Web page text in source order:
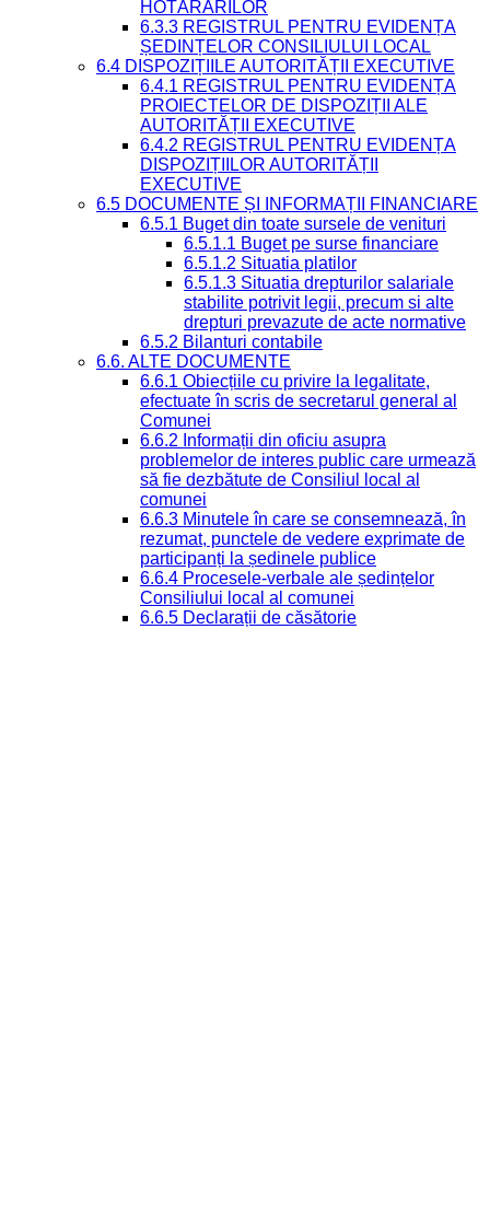
HOTĂRÂRILOR
6.3.3 REGISTRUL PENTRU EVIDENȚA
ȘEDINȚELOR CONSILIULUI LOCAL
6.4 DISPOZIȚIILE AUTORITĂȚII EXECUTIVE
6.4.1 REGISTRUL PENTRU EVIDENȚA
PROIECTELOR DE DISPOZIȚII ALE
AUTORITĂȚII EXECUTIVE
6.4.2 REGISTRUL PENTRU EVIDENȚA
DISPOZIȚIILOR AUTORITĂȚII
EXECUTIVE
6.5 DOCUMENTE ȘI INFORMAȚII FINANCIARE
6.5.1 Buget din toate sursele de venituri
6.5.1.1 Buget pe surse financiare
6.5.1.2 Situatia platilor
6.5.1.3 Situatia drepturilor salariale
stabilite potrivit legii, precum si alte
drepturi prevazute de acte normative
6.5.2 Bilanturi contabile
6.6. ALTE DOCUMENTE
6.6.1 Obiecțiile cu privire la legalitate,
efectuate în scris de secretarul general al
Comunei
6.6.2 Informații din oficiu asupra
problemelor de interes public care urmează
să fie dezbătute de Consiliul local al
comunei
6.6.3 Minutele în care se consemnează, în
rezumat, punctele de vedere exprimate de
participanți la ședinele publice
6.6.4 Procesele-verbale ale ședințelor
Consiliului local al comunei
6.6.5 Declarații de căsătorie